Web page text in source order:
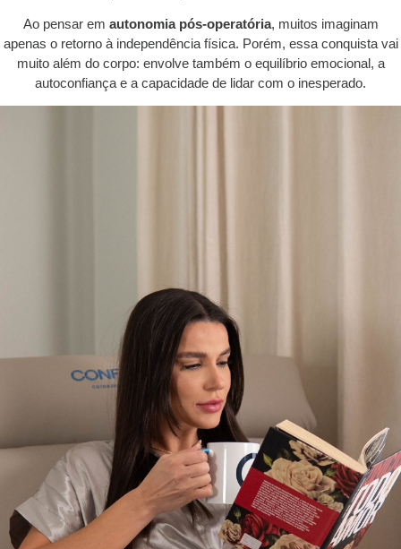
Ao pensar em autonomia pós-operatória, muitos imaginam
apenas o retorno à independência física. Porém, essa conquista vai
muito além do corpo: envolve também o equilíbrio emocional, a
autoconfiança e a capacidade de lidar com o inesperado.